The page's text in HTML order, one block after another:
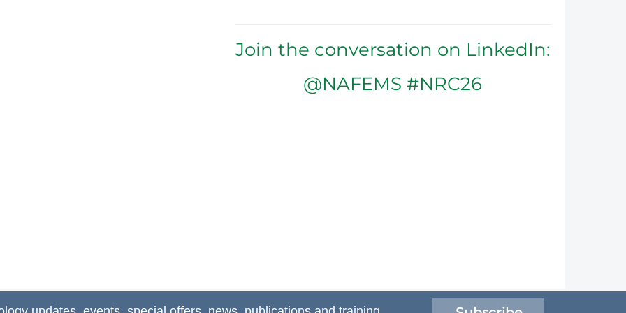
Join the conversation on LinkedIn:
@NAFEMS #NRC26